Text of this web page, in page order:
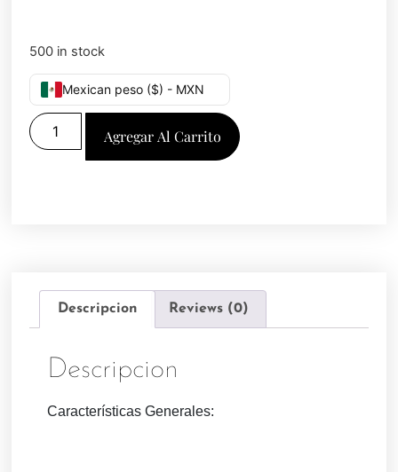
500 in stock
Mexican peso ($) - MXN
Agregar Al Carrito
Descripcion Reviews (0)
Descripcion
Características Generales: